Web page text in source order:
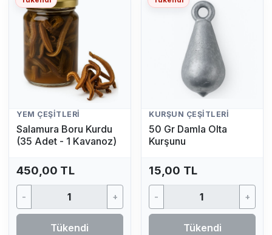
YEM ÇEŞITLERI
Salamura Boru Kurdu
(35 Adet - 1 Kavanoz)
450,00 TL
- +
Tükendi
KURŞUN ÇEŞITLERI
50 Gr Damla Olta
Kurşunu
15,00 TL
- +
Tükendi